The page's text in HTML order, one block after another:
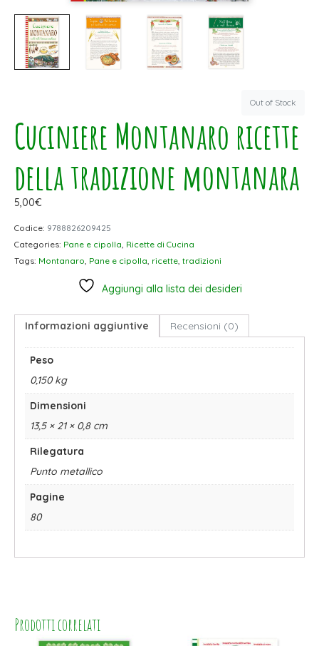
Out of Stock
Cuciniere Montanaro ricette
della tradizione montanara
5,00€
Codice: 9788826209425
Categories: Pane e cipolla Ricette di Cucina
Tags: Montanaro Pane e cipolla ricette tradizioni
Aggiungi alla lista dei desideri
Informazioni aggiuntive Recensioni (0)
Peso
0,150 kg
Dimensioni
13,5 × 21 × 0,8 cm
Rilegatura
Punto metallico
Pagine
80
Prodotti correlati